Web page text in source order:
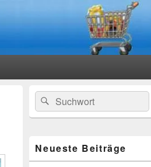
Primärer
Seitenleisten-
Widgetbereich
Suchen
nach:
Suchen
Neueste Beiträge